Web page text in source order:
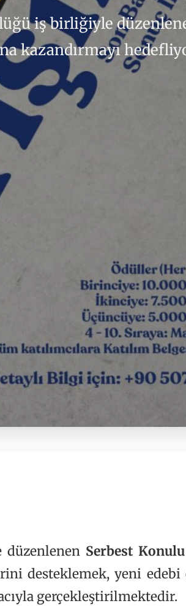
iş birliğiyle
kazandırmayı
Serbest
desteklemek, yeni edebi
gerçekleştirilmektedir.